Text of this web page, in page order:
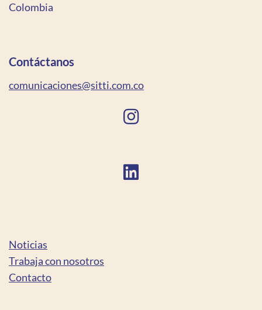
Colombia
Contáctanos
comunicaciones@sitti.com.co
Noticias
Trabaja con nosotros
Contacto